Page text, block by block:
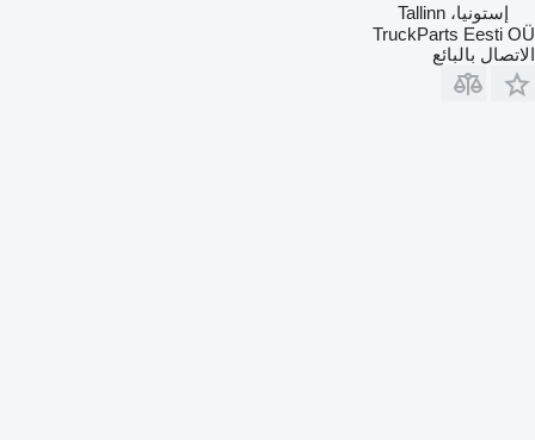
إستونيا، Tallinn
TruckParts Eesti OÜ
الاتصال بالبائع